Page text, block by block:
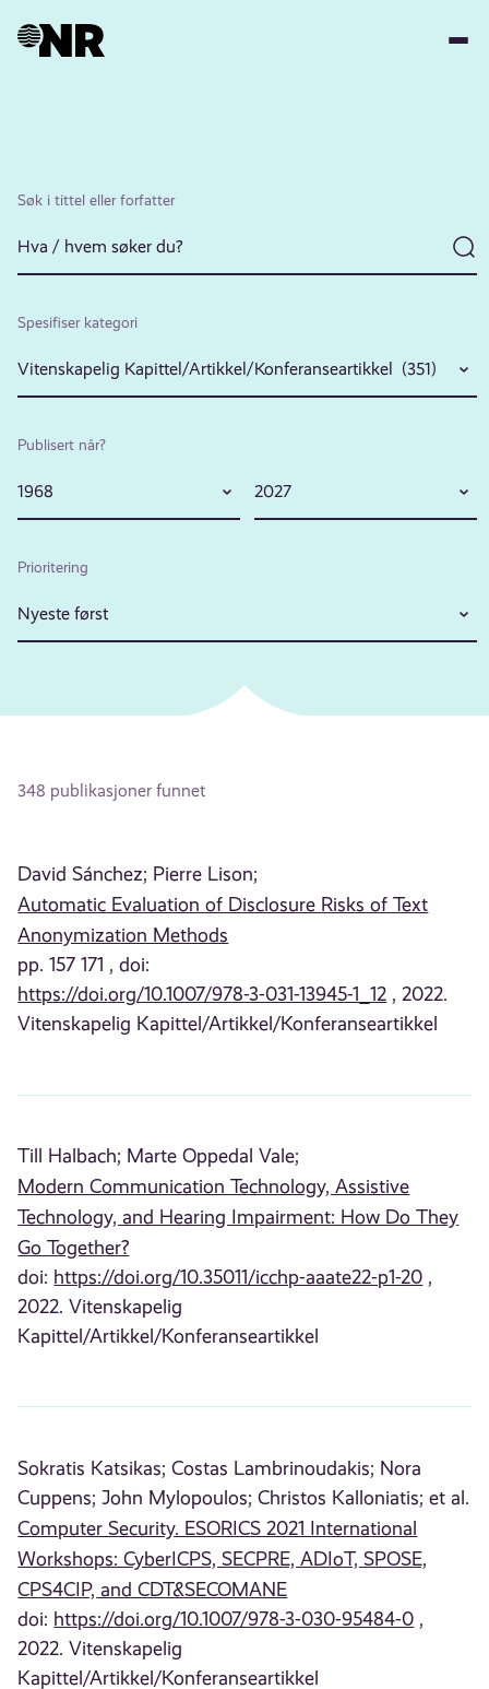
Søk i tittel eller forfatter
Spesifiser kategori
Vitenskapelig Kapittel/Artikkel/Konferanseartikkel (351)
Publisert når?
1968 2027
Prioritering
Nyeste først
348 publikasjoner funnet
David Sánchez; Pierre Lison;
Automatic Evaluation of Disclosure Risks of Text
Anonymization Methods
pp. 157 171 , doi:
https://doi.org/10.1007/978-3-031-13945-1_12 , 2022.
Vitenskapelig Kapittel/Artikkel/Konferanseartikkel
Till Halbach; Marte Oppedal Vale;
Modern Communication Technology, Assistive
Technology, and Hearing Impairment: How Do They
Go Together?
doi: https://doi.org/10.35011/icchp-aaate22-p1-20 ,
2022. Vitenskapelig
Kapittel/Artikkel/Konferanseartikkel
Sokratis Katsikas; Costas Lambrinoudakis; Nora
Cuppens; John Mylopoulos; Christos Kalloniatis; et al.
Computer Security. ESORICS 2021 International
Workshops: CyberICPS, SECPRE, ADIoT, SPOSE,
CPS4CIP, and CDT&SECOMANE
doi: https://doi.org/10.1007/978-3-030-95484-0 ,
2022. Vitenskapelig
Kapittel/Artikkel/Konferanseartikkel